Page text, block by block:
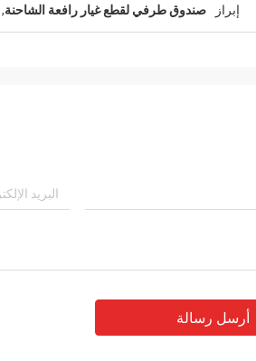
إبراز صندوق طرفي لقطع غيار رافعة الشاحنة,
أرسل رسالة